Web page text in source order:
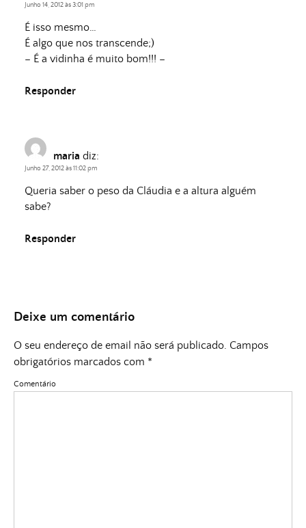
Junho 14, 2012 às 3:01 pm
É isso mesmo…
É algo que nos transcende;)
– É a vidinha é muito bom!!! –
Responder
maria diz:
Junho 27, 2012 às 11:02 pm
Queria saber o peso da Cláudia e a altura alguém
sabe?
Responder
Deixe um comentário
O seu endereço de email não será publicado. Campos
obrigatórios marcados com *
Comentário